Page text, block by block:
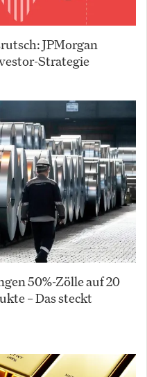
JPMorgan
Strategie
50%-Zölle auf 20
– Das steckt